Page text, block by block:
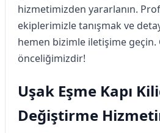
hizmetimizden yararlanın.
ekiplerimizle tanışmak ve
hemen bizimle iletişime
önceliğimizdir!
Uşak Eşme Kapı
Değiştirme